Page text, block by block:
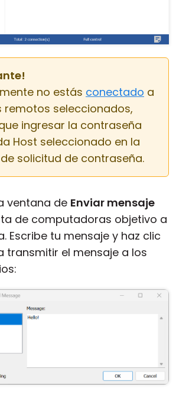
no estás conectado a
remotos seleccionados,
ingresar la contraseña
Host seleccionado en la
solicitud de contraseña.
ventana de Enviar mensaje
de computadoras objetivo a
Escribe tu mensaje y haz clic
transmitir el mensaje a los